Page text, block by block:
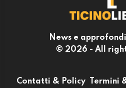
News e
© 2026 - All
Contatti & Policy Termini